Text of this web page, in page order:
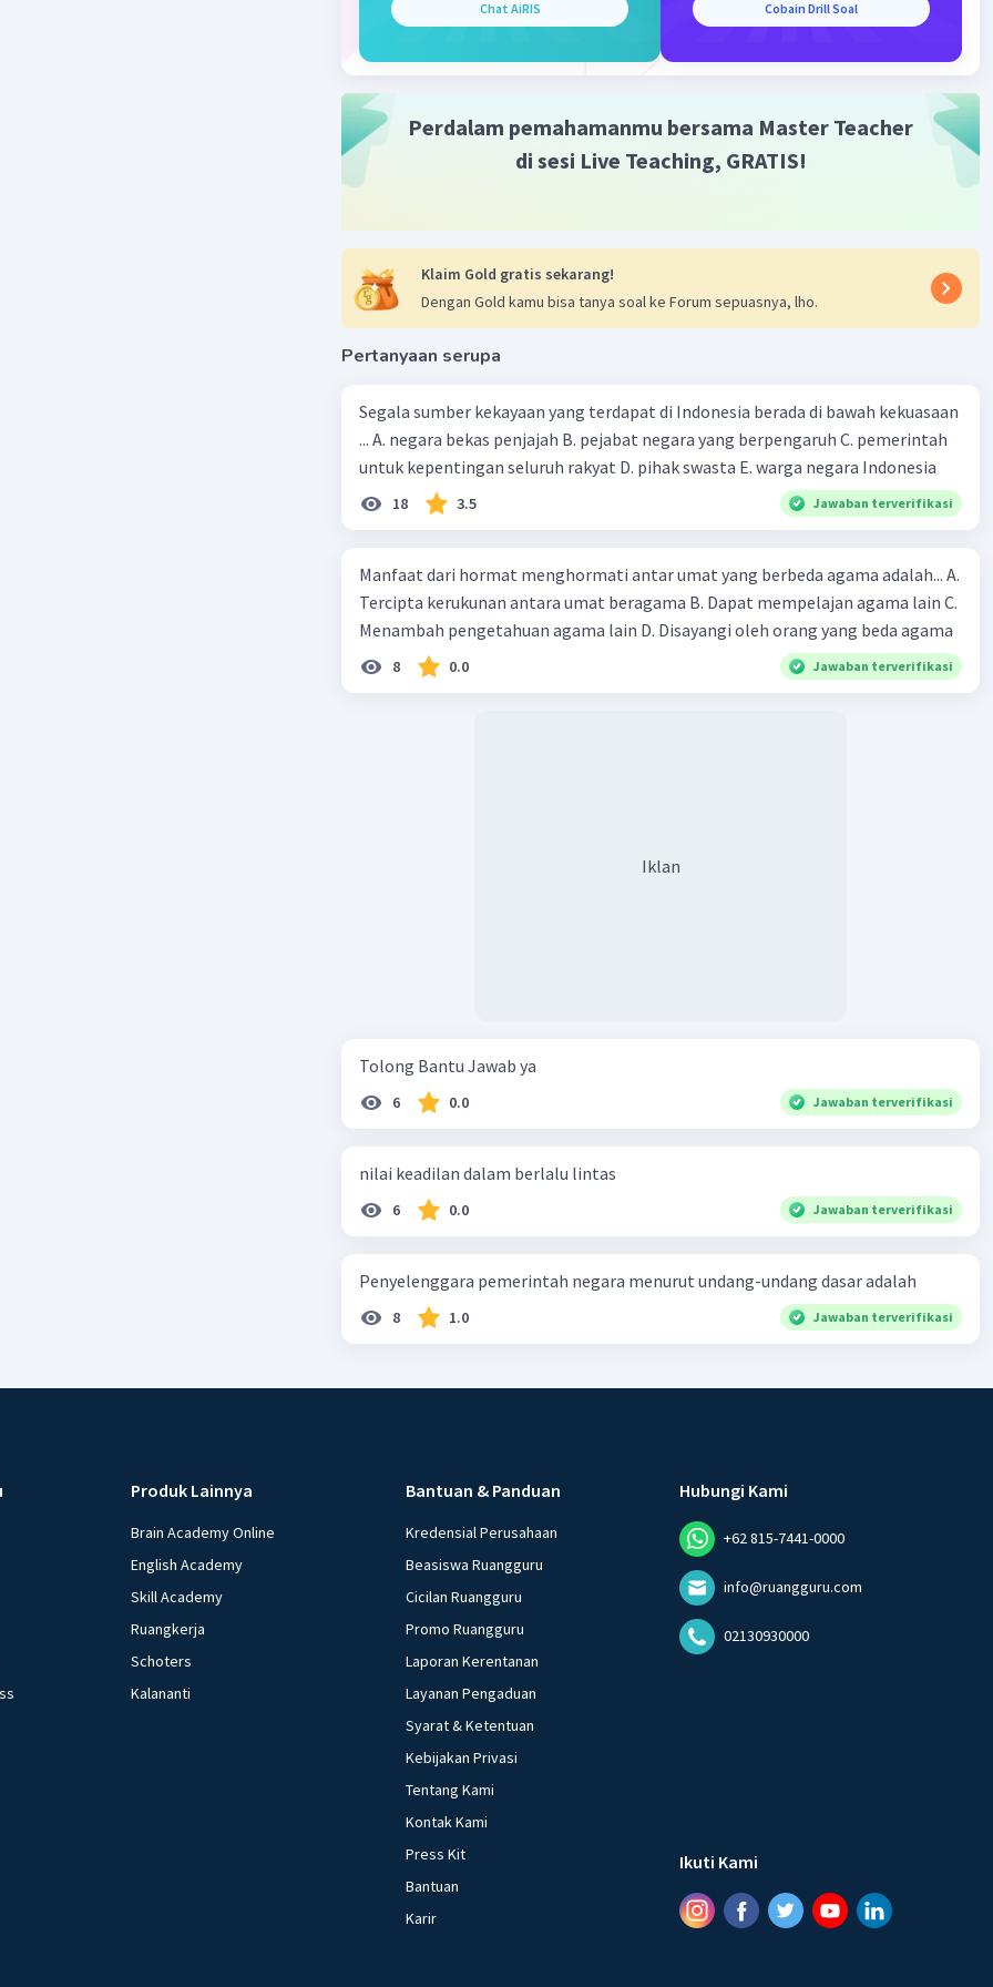
Balas
Chat AiRIS Cobain Drill Soal
Perdalam pemahamanmu bersama Master Teacher
di sesi Live Teaching, GRATIS!
Klaim Gold gratis sekarang!
Dengan Gold kamu bisa tanya soal ke Forum sepuasnya, lho.
Pertanyaan serupa
Segala sumber kekayaan yang terdapat di Indonesia berada di bawah kekuasaan
... A. negara bekas penjajah B. pejabat negara yang berpengaruh C. pemerintah
untuk kepentingan seluruh rakyat D. pihak swasta E. warga negara Indonesia
18 3.5 Jawaban terverifikasi
Manfaat dari hormat menghormati antar umat yang berbeda agama adalah... A.
Tercipta kerukunan antara umat beragama B. Dapat mempelajan agama lain C.
Menambah pengetahuan agama lain D. Disayangi oleh orang yang beda agama
8 0.0 Jawaban terverifikasi
Iklan
Tolong Bantu Jawab ya
6 0.0 Jawaban terverifikasi
nilai keadilan dalam berlalu lintas
6 0.0 Jawaban terverifikasi
Penyelenggara pemerintah negara menurut undang-undang dasar adalah
8 1.0 Jawaban terverifikasi
Produk Lainnya
Brain Academy Online
English Academy
Skill Academy
Ruangkerja
Schoters
Kalananti
Bantuan & Panduan
Kredensial Perusahaan
Beasiswa Ruangguru
Cicilan Ruangguru
Promo Ruangguru
Laporan Kerentanan
Layanan Pengaduan
Syarat & Ketentuan
Kebijakan Privasi
Tentang Kami
Kontak Kami
Press Kit
Bantuan
Karir
Hubungi Kami
+62 815-7441-0000
info@ruangguru.com
02130930000
Ikuti Kami